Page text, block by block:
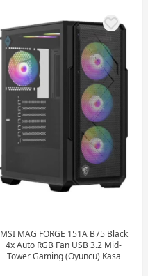
MSI MAG FORGE 151A B75 Black
4x Auto RGB Fan USB 3.2 Mid-
Tower Gaming (Oyuncu) Kasa